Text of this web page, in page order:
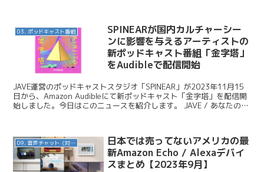
03. ポッドキャスト番組
SPINEARが国内カルチャーシー
ンに影響を与えるアーティストの
新ポッドキャスト番組「金字塔」
をAudibleで配信開始
JAVE運営のポッドキャストスタジオ「SPINEAR」が2023年11月15
日から、Amazon Audibleにて新ポッドキャスト「金字塔」を配信開
始しました。今日はこのニュースを紹介します。 JAVE / あなたの
09. 音声チャット（対話AI）
日本では売ってないアメリカの最
新Amazon Echo / Alexaデバイ
スまとめ【2023年9月】